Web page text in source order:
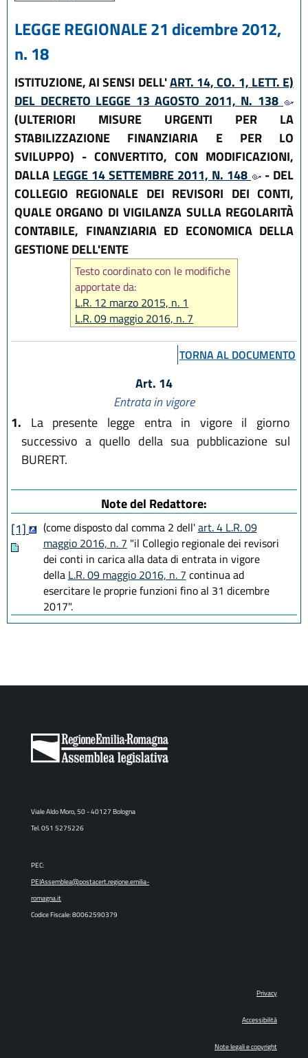
LEGGE REGIONALE 21 dicembre 2012,
n. 18
ISTITUZIONE, AI SENSI DELL'ART. 14, CO. 1, LETT. E)
DEL DECRETO LEGGE 13 AGOSTO 2011, N. 138
(ULTERIORI MISURE URGENTI PER LA
STABILIZZAZIONE FINANZIARIA E PER LO
SVILUPPO) - CONVERTITO, CON MODIFICAZIONI,
DALLA LEGGE 14 SETTEMBRE 2011, N. 148
- DEL
COLLEGIO REGIONALE DEI REVISORI DEI CONTI,
QUALE ORGANO DI VIGILANZA SULLA REGOLARITÀ
CONTABILE, FINANZIARIA ED ECONOMICA DELLA
GESTIONE DELL'ENTE
Testo coordinato con le modifiche
apportate da:
L.R. 12 marzo 2015, n. 1
L.R. 09 maggio 2016, n. 7
TORNA AL DOCUMENTO
Art. 14
Entrata in vigore
1. La presente legge entra in vigore il giorno
successivo a quello della sua pubblicazione sul
BURERT.
Note del Redattore:
[1]
(come disposto dal comma 2 dell'art. 4 L.R. 09
maggio 2016, n. 7 "il Collegio regionale dei revisori
dei conti in carica alla data di entrata in vigore
della L.R. 09 maggio 2016, n. 7 continua ad
esercitare le proprie funzioni fino al 31 dicembre
2017".
Viale Aldo Moro, 50 - 40127 Bologna
Tel. 051 5275226
PEC:
PEIAssemblea@postacert.regione.emilia-
romagna.it
Codice Fiscale: 80062590379
Privacy
Accessibilità
Note legali e copyright